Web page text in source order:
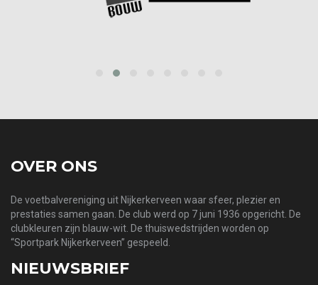
OVER ONS
De voetbalvereniging uit Nijkerkerveen waar sfeer, plezier en
prestaties samen gaan. De club werd op 7 juni 1936 opgericht. De
clubkleuren zijn blauw-wit. De thuiswedstrijden worden op
“Sportpark Nijkerkerveen” gespeeld.
NIEUWSBRIEF